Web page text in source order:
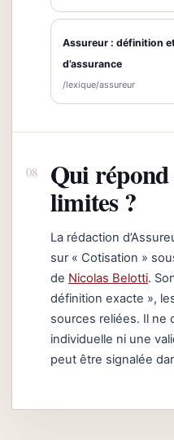
Assureur : définition
d’assurance
/lexique/assureur
Qui répond
limites ?
La rédaction
sur « Cotisation »
de Nicolas Belotti.
définition exacte »,
sources reliées. Il ne
individuelle ni une
peut être signalée